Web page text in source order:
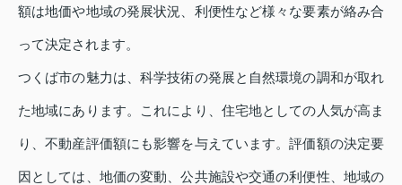
額は地価や地域の発展状況、利便性など様々な要素が絡み合
って決定されます。
つくば市の魅力は、科学技術の発展と自然環境の調和が取れ
た地域にあります。これにより、住宅地としての人気が高ま
り、不動産評価額にも影響を与えています。評価額の決定要
因としては、地価の変動、公共施設や交通の利便性、地域の